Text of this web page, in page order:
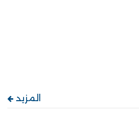
المزيد